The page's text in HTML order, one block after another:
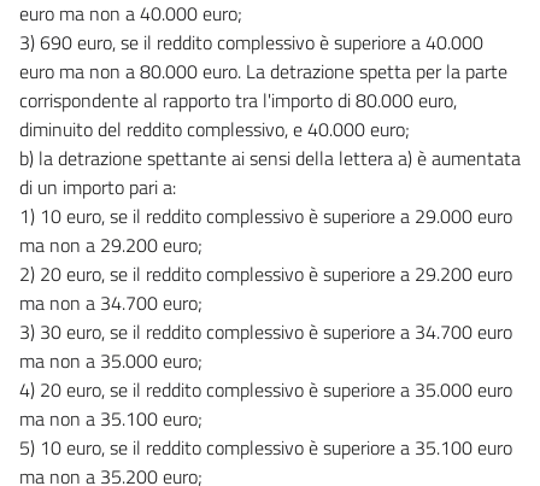
euro ma non a 40.000 euro;
3) 690 euro, se il reddito complessivo è superiore a 40.000
euro ma non a 80.000 euro. La detrazione spetta per la parte
corrispondente al rapporto tra l'importo di 80.000 euro,
diminuito del reddito complessivo, e 40.000 euro;
b) la detrazione spettante ai sensi della lettera a) è aumentata
di un importo pari a:
1) 10 euro, se il reddito complessivo è superiore a 29.000 euro
ma non a 29.200 euro;
2) 20 euro, se il reddito complessivo è superiore a 29.200 euro
ma non a 34.700 euro;
3) 30 euro, se il reddito complessivo è superiore a 34.700 euro
ma non a 35.000 euro;
4) 20 euro, se il reddito complessivo è superiore a 35.000 euro
ma non a 35.100 euro;
5) 10 euro, se il reddito complessivo è superiore a 35.100 euro
ma non a 35.200 euro;